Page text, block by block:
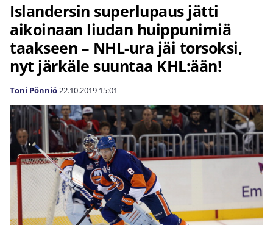
Islandersin superlupaus jätti
aikoinaan liudan huippunimiä
taakseen – NHL-ura jäi torsoksi,
nyt järkäle suuntaa KHL:ään!
Toni Pönniö22.10.2019 15:01